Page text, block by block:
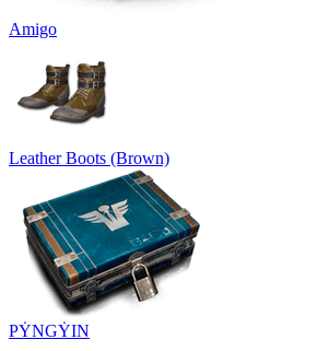
Amigo
Leather Boots (Brown)
PẎNGẎIN